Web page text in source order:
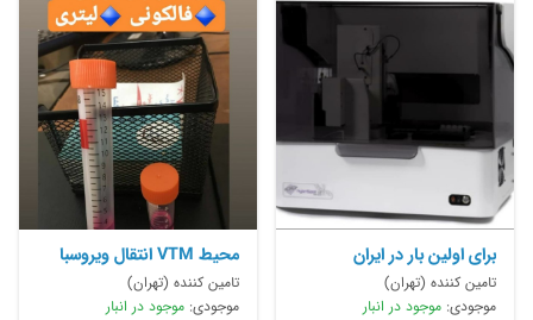
برای اولین بار در ایران
تامین کننده (تهران)
موجودی: موجود در انبار
محیط VTM انتقال ویروسبا
کیفیت بی
تامین کننده (تهران)
موجودی: موجود در انبار